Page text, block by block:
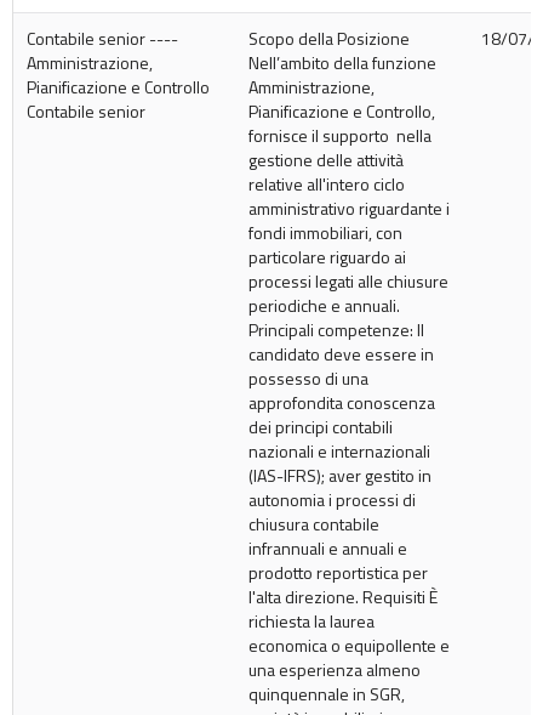
Contabile senior ----
Amministrazione,
Pianificazione e Controllo
Contabile senior
Scopo della Posizione
Nell’ambito della funzione
Amministrazione,
Pianificazione e Controllo,
fornisce il supporto nella
gestione delle attività
relative all'intero ciclo
amministrativo riguardante i
fondi immobiliari, con
particolare riguardo ai
processi legati alle chiusure
periodiche e annuali.
Principali competenze: Il
candidato deve essere in
possesso di una
approfondita conoscenza
dei principi contabili
nazionali e internazionali
(IAS-IFRS); aver gestito in
autonomia i processi di
chiusura contabile
infrannuali e annuali e
prodotto reportistica per
l'alta direzione. Requisiti È
richiesta la laurea
economica o equipollente e
una esperienza almeno
quinquennale in SGR,
18/07/